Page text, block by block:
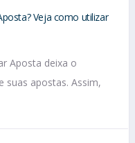
Veja como utilizar
Aposta deixa o
apostas. Assim,